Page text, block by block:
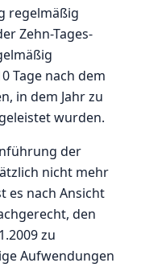
regelmäßig
Zehn-Tages-
Tage nach dem
in dem Jahr zu
wurden.
der
nicht mehr
es nach Ansicht
den
zu
Aufwendungen